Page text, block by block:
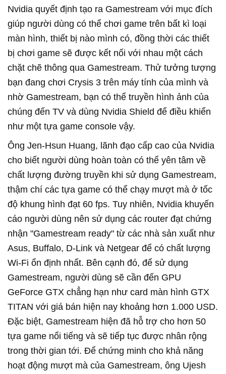
Nvidia quyết định tạo ra Gamestream với mục đích
giúp người dùng có thể chơi game trên bất kì loại
màn hình, thiết bị nào mình có, đồng thời các thiết
bị chơi game sẽ được kết nối với nhau một cách
chặt chẽ thông qua Gamestream. Thử tưởng tượng
bạn đang chơi Crysis 3 trên máy tính của mình và
nhờ Gamestream, bạn có thể truyền hình ảnh của
chúng đến TV và dùng Nvidia Shield để điều khiển
như một tựa game console vậy.
Ông Jen-Hsun Huang, lãnh đạo cấp cao của Nvidia
cho biết người dùng hoàn toàn có thể yên tâm về
chất lượng đường truyền khi sử dụng Gamestream,
thậm chí các tựa game có thể chạy mượt mà ở tốc
độ khung hình đạt 60 fps. Tuy nhiên, Nvidia khuyến
cáo người dùng nên sử dụng các router đạt chứng
nhận "Gamestream ready" từ các nhà sản xuất như
Asus, Buffalo, D-Link và Netgear để có chất lượng
Wi-Fi ổn định nhất. Bên cạnh đó, để sử dụng
Gamestream, người dùng sẽ cần đến GPU
GeForce GTX chẳng hạn như card màn hình GTX
TITAN với giá bán hiện nay khoảng hơn 1.000 USD.
Đặc biệt, Gamestream hiện đã hỗ trợ cho hơn 50
tựa game nổi tiếng và sẽ tiếp tục được nhân rộng
trong thời gian tới. Để chứng minh cho khả năng
hoạt động mượt mà của Gamestream, ông Ujesh